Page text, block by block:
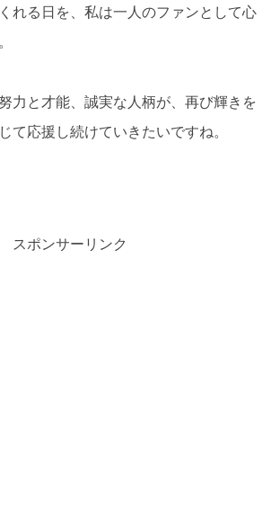
れる日を、私は一人のファンとして心
力と才能、誠実な人柄が、再び輝きを
て応援し続けていきたいですね。
スポンサーリンク